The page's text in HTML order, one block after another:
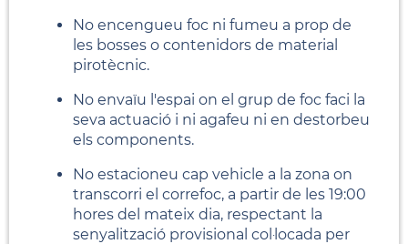
No encengueu foc ni fumeu a prop de
les bosses o contenidors de material
pirotècnic.
No envaïu l'espai on el grup de foc faci la
seva actuació i ni agafeu ni en destorbeu
els components.
No estacioneu cap vehicle a la zona on
transcorri el correfoc, a partir de les 19:00
hores del mateix dia, respectant la
senyalització provisional col·locada per